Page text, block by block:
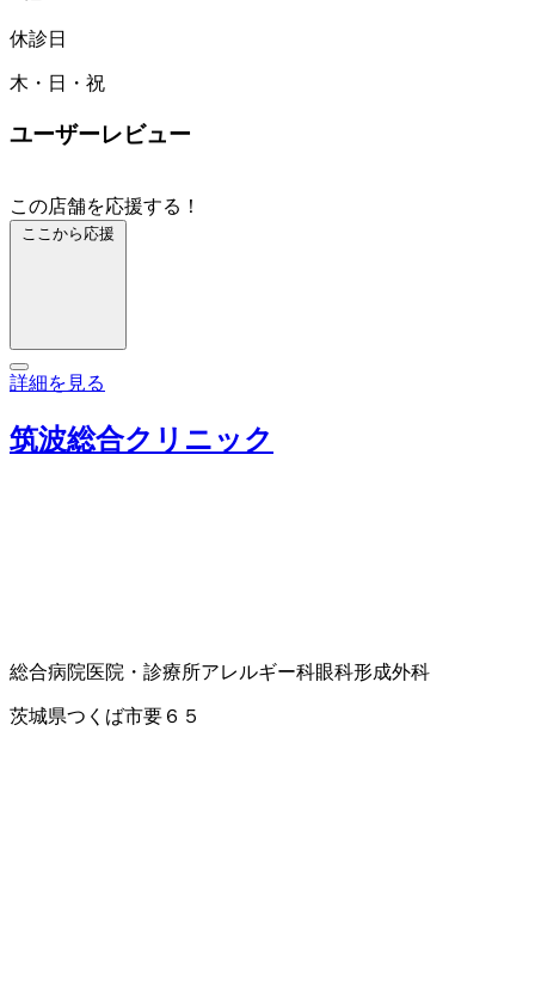
休診日
木・日・祝
ユーザーレビュー
この店舗を応援する！
ここから応援
詳細を見る
筑波総合クリニック
総合病院医院・診療所アレルギー科眼科形成外科
茨城県つくば市要６５